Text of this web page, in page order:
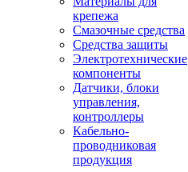
крепежа
Смазочные средства
Средства защиты
Электротехнические
компоненты
Датчики, блоки
управления,
контроллеры
Кабельно-
проводниковая
продукция